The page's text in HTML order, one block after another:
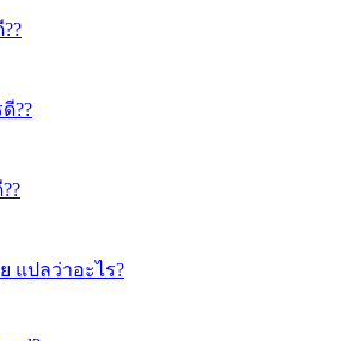
??
แปลว่าอะไร?